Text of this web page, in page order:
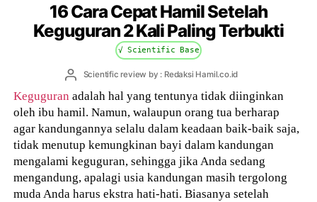
16 Cara Cepat Hamil Setelah
Keguguran 2 Kali Paling Terbukti
√ Scientific Base
PostScientific review by : Redaksi Hamil.co.id
Keguguran adalah hal yang tentunya tidak diinginkan
oleh ibu hamil. Namun, walaupun orang tua berharap
agar kandungannya selalu dalam keadaan baik-baik saja,
tidak menutup kemungkinan bayi dalam kandungan
mengalami keguguran, sehingga jika Anda sedang
mengandung, apalagi usia kandungan masih tergolong
muda Anda harus ekstra hati-hati. Biasanya setelah